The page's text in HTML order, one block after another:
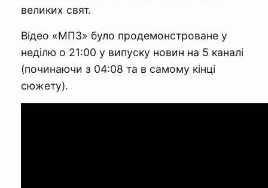
великих свят.
Відео «МПЗ» було продемонстроване у
неділю о 21:00 у випуску новин на 5 каналі
(починаючи з 04:08 та в самому кінці
сюжету).